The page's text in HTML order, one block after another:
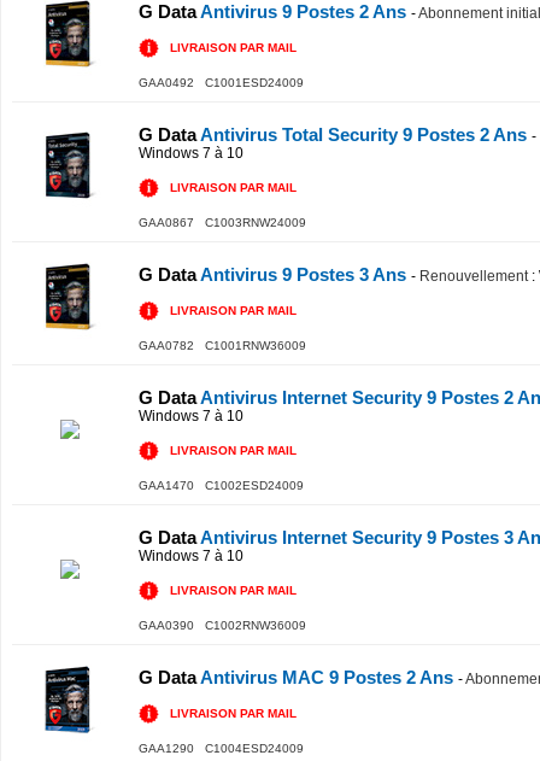
G DataAntivirus 9 Postes 2 Ans -Abonnement initial
LIVRAISON PAR MAIL
GAA0492 C1001ESD24009
G DataAntivirus Total Security 9 Postes 2 Ans -
Windows 7 à 10
LIVRAISON PAR MAIL
GAA0867 C1003RNW24009
G DataAntivirus 9 Postes 3 Ans - Renouvellement:
LIVRAISON PAR MAIL
GAA0782 C1001RNW36009
G DataAntivirus Internet Security 9 Postes 2
Windows 7 à 10
LIVRAISON PAR MAIL
GAA1470 C1002ESD24009
G DataAntivirus Internet Security 9 Postes 3
Windows 7 à 10
LIVRAISON PAR MAIL
GAA0390 C1002RNW36009
G DataAntivirus MAC 9 Postes 2 Ans -
LIVRAISON PAR MAIL
GAA1290 C1004ESD24009